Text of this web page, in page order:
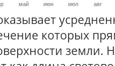
май июн июл авг
которых
земли.